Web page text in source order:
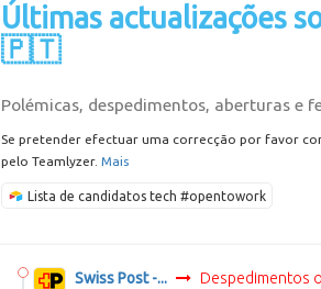
Últimas actualizações
🇵🇹
Polémicas, despedimentos, aberturas e
Se pretender efectuar uma correcção por favor
pelo Teamlyzer. Mais
Lista de candidatos tech #opentowork
Swiss Post -...
Despedimentos